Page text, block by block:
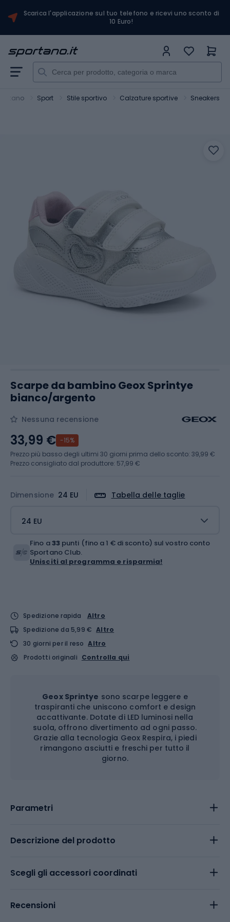
Scarica l'applicazione sul tuo telefono e ricevi uno sconto di
10 Euro!
Sport Stile sportivo Calzature sportive Sneakers
Scarpe da bambino Geox Sprintye
bianco/argento
Nessuna recensione
Dimensione 24 EU Tabella delle taglie
24 EU
33,99 € -15%
Prezzo più basso degli ultimi 30 giorni prima dello sconto: 39,99 €
Prezzo consigliato dal produttore: 57,99 €
Fino a33 punti (fino a 1 € di sconto) sul vostro conto
Sportano Club.
Unisciti al programma e risparmia!
Spedizione rapida
Altro
Spedizione da 5,99 € Altro
30 giorni per il reso Altro
Prodotti originali Controlla qui
Geox Sprintye sono scarpe leggere e
traspiranti che uniscono comfort e design
accattivante. Dotate di LED luminosi nella
suola, offrono divertimento ad ogni passo.
Grazie alla tecnologia Geox Respira, i piedi
rimangono asciutti e freschi per tutto il
giorno.
Parametri
Descrizione del prodotto
Scegli gli accessori coordinati
Recensioni